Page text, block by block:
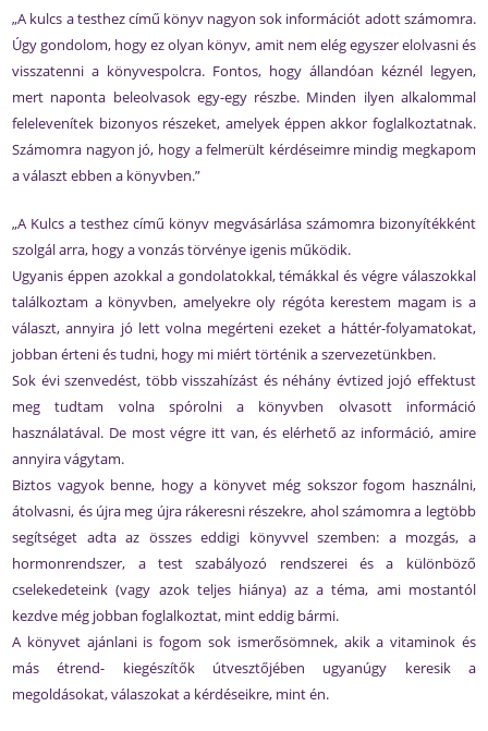
„A kulcs a testhez című könyv nagyon sok információt adott számomra.
Úgy gondolom, hogy ez olyan könyv, amit nem elég egyszer elolvasni és
visszatenni a könyvespolcra. Fontos, hogy állandóan kéznél legyen,
mert naponta beleolvasok egy-egy részbe. Minden ilyen alkalommal
felelevenítek bizonyos részeket, amelyek éppen akkor foglalkoztatnak.
Számomra nagyon jó, hogy a felmerült kérdéseimre mindig megkapom
a választ ebben a könyvben.”
„A Kulcs a testhez című könyv megvásárlása számomra bizonyítékként
szolgál arra, hogy a vonzás törvénye igenis működik.
Ugyanis éppen azokkal a gondolatokkal, témákkal és végre válaszokkal
találkoztam a könyvben, amelyekre oly régóta kerestem magam is a
választ, annyira jó lett volna megérteni ezeket a háttér-folyamatokat,
jobban érteni és tudni, hogy mi miért történik a szervezetünkben.
Sok évi szenvedést, több visszahízást és néhány évtized jojó effektust
meg tudtam volna spórolni a könyvben olvasott információ
használatával. De most végre itt van, és elérhető az információ, amire
annyira vágytam.
Biztos vagyok benne, hogy a könyvet még sokszor fogom használni,
átolvasni, és újra meg újra rákeresni részekre, ahol számomra a legtöbb
segítséget adta az összes eddigi könyvvel szemben: a mozgás, a
hormonrendszer, a test szabályozó rendszerei és a különböző
cselekedeteink (vagy azok teljes hiánya) az a téma, ami mostantól
kezdve még jobban foglalkoztat, mint eddig bármi.
A könyvet ajánlani is fogom sok ismerősömnek, akik a vitaminok és
más étrend- kiegészítők útvesztőjében ugyanúgy keresik a
megoldásokat, válaszokat a kérdéseikre, mint én.